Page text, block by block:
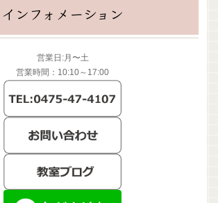
インフォメーション
営業日:月〜土
営業時間：10:10～17:00